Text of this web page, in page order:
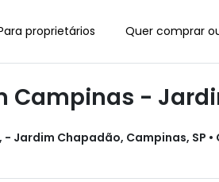
proprietários Quer comprar
Campinas -
Jardim Chapadão, Campinas, SP •